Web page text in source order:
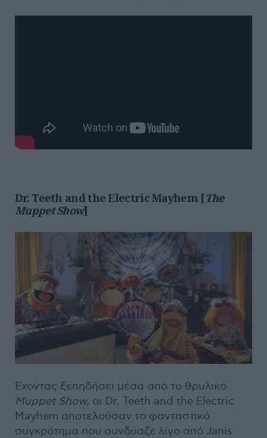
Dr. Teeth and the Electric Mayhem [The
Muppet Show]
Έχοντας ξεπηδήσει μέσα από το θρυλικό
Muppet Show, οι Dr. Teeth and the Electric
Mayhem αποτελούσαν το φανταστικό
συγκρότημα που συνδύαζε λίγο από Janis